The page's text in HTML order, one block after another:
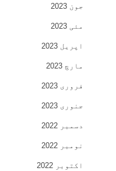
جون 2023
مئی 2023
اپریل 2023
مارچ 2023
فروری 2023
جنوری 2023
دسمبر 2022
نومبر 2022
اکتوبر 2022